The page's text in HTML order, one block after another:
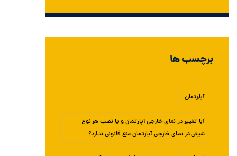
برچسب ها
آپارتمان
آیا تغییر در نمای خارجی آپارتمان و یا نصب هر نوع
شیئی در نمای خارجی آپارتمان منع قانونی ندارد؟